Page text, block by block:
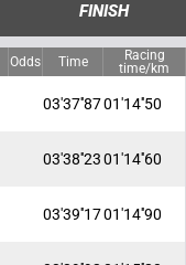
FINISH
Odds Time
Racing
time/km
03'37''8701'14''50
03'38''2301'14''60
03'39''1701'14''90